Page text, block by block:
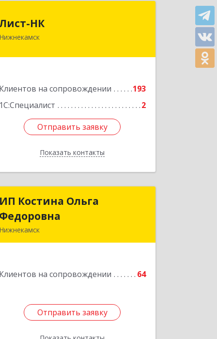
НК
Нижнекамск
Клиентов на сопровождении
193
1С:Специалист
2
Отправить заявку
Показать контакты
Подробнее
Отправить заявку
Назад
ИП Костина Ольга
Федоровна
Нижнекамск
Клиентов на сопровождении 64
Отправить заявку
ИП Костина Ольга
Отправить заявку